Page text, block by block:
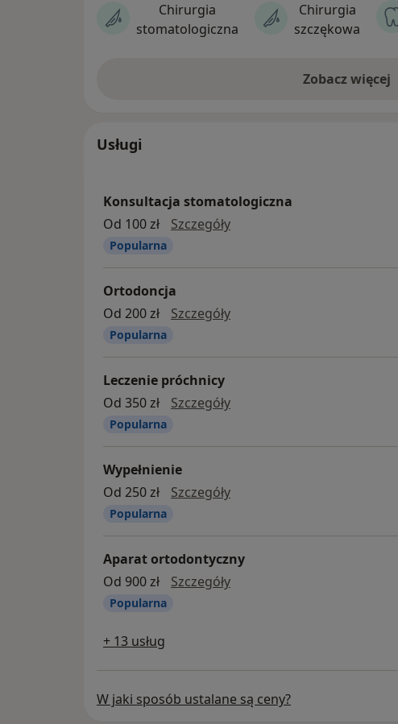
Chirurgia
stomatologiczna
Chirurgia
szczękowa
Zobacz więcej
Usługi
Konsultacja stomatologiczna
Od 100 zł
SzczegółyKonsultacja stomatologiczna
Popularna
Ortodoncja
Od 200 zł
Szczegółyortodoncja
Popularna
Leczenie próchnicy
Od 350 zł
Szczegółyleczenie próchnicy
Popularna
Wypełnienie
Od 250 zł
SzczegółyWypełnienie
Popularna
Aparat ortodontyczny
Od 900 zł
SzczegółyAparat ortodontyczny
Popularna
+ 13 usług
W jaki sposób ustalane są ceny?